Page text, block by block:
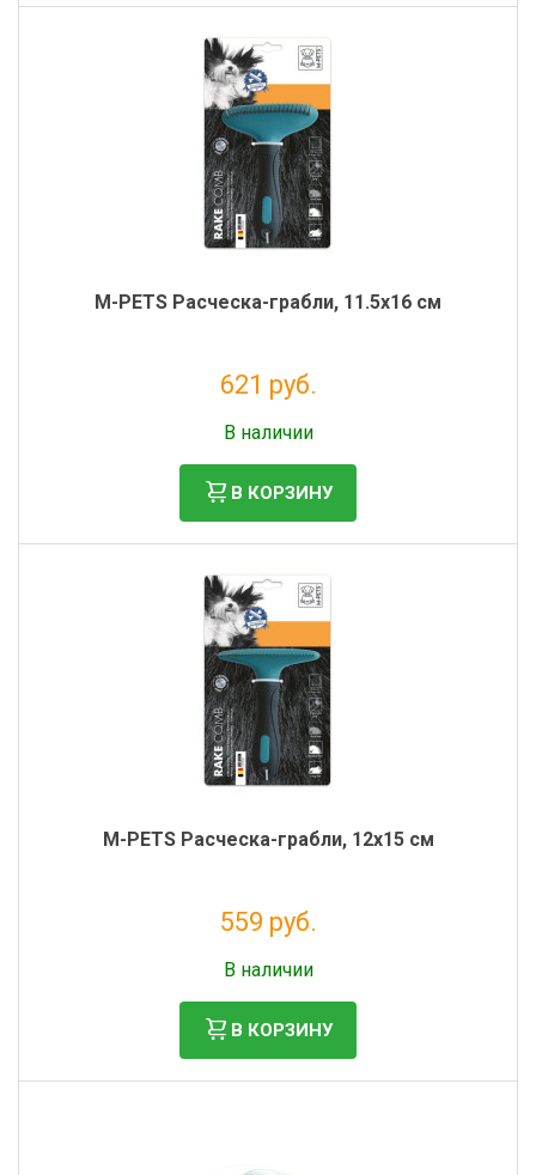
M-PETS Расческа-грабли, 11.5x16 см
621 руб.
В наличии
В КОРЗИНУ
M-PETS Расческа-грабли, 12x15 см
559 руб.
В наличии
В КОРЗИНУ